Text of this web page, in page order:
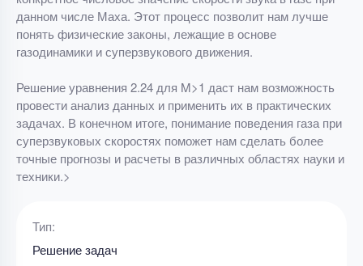
данном числе Маха. Этот процесс позволит нам лучше
понять физические законы, лежащие в основе
газодинамики и суперзвукового движения.
Решение уравнения 2.24 для M>1 даст нам возможность
провести анализ данных и применить их в практических
задачах. В конечном итоге, понимание поведения газа при
суперзвуковых скоростях поможет нам сделать более
точные прогнозы и расчеты в различных областях науки и
техники.>
Тип:
Решение задач